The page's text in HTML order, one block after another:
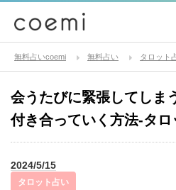
無料占いcoemi 無料占い タロット
会うたびに緊張してしま
付き合っていく方法-タロ
2024/5/15
タロット占い